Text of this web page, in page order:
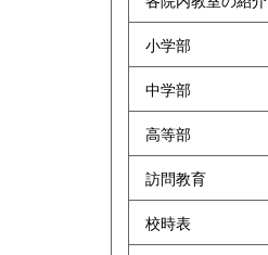
小学部
中学部
高等部
訪問教育
校時表